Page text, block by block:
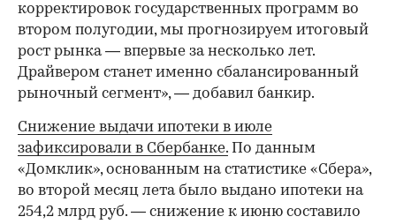
корректировок государственных программ во
втором полугодии, мы прогнозируем итоговый
рост рынка — впервые за несколько лет.
Драйвером станет именно сбалансированный
рыночный сегмент», — добавил банкир.
Снижение выдачи ипотеки в июле
зафиксировали в Сбербанке. По данным
«Домклик», основанным на статистике «Сбера»,
во второй месяц лета было выдано ипотеки на
254,2 млрд руб. — снижение к июню составило